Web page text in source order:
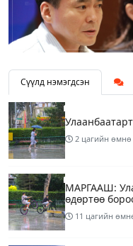
Сүүлд нэмэгдсэн
2 цагийн өмнө
МАРГААШ:
өдөртөө
11 цагийн